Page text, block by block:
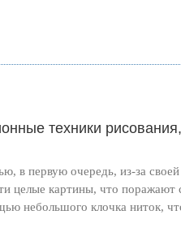
техники
в первую очередь, из-за
целые картины, что
небольшого клочка ниток,